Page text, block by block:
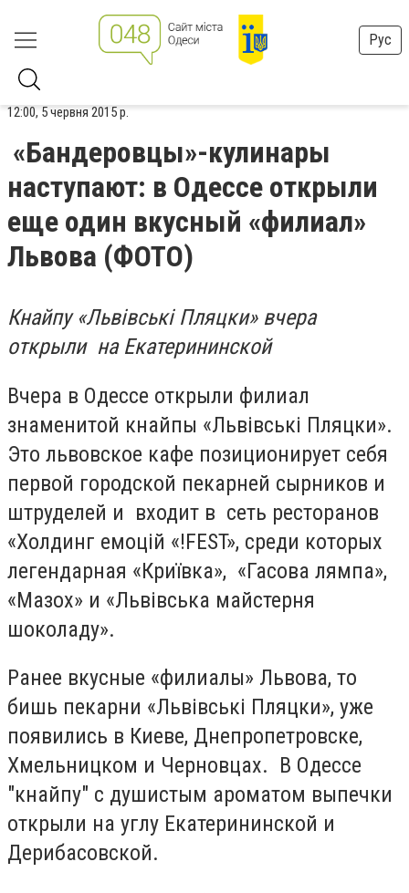
Рус
12:00, 5 червня 2015 р.
«Бандеровцы»-кулинары
наступают: в Одессе открыли
еще один вкусный «филиал»
Львова (ФОТО)
Кнайпу «Львівські Пляцки» вчера
открыли на Екатерининской
Вчера в Одессе открыли филиал
знаменитой кнайпы «Львівські Пляцки».
Это львовское кафе позиционирует себя
первой городской пекарней сырников и
штруделей и входит в сеть ресторанов
«Холдинг емоцій «!FEST», среди которых
легендарная «Криївка», «Гасова лямпа»,
«Мазох» и «Львівська майстерня
шоколаду».
Ранее вкусные «филиалы» Львова, то
бишь пекарни «Львівські Пляцки», уже
появились в Киеве, Днепропетровске,
Хмельницком и Черновцах. В Одессе
"кнайпу" с душистым ароматом выпечки
открыли на углу Екатерининской и
Дерибасовской.